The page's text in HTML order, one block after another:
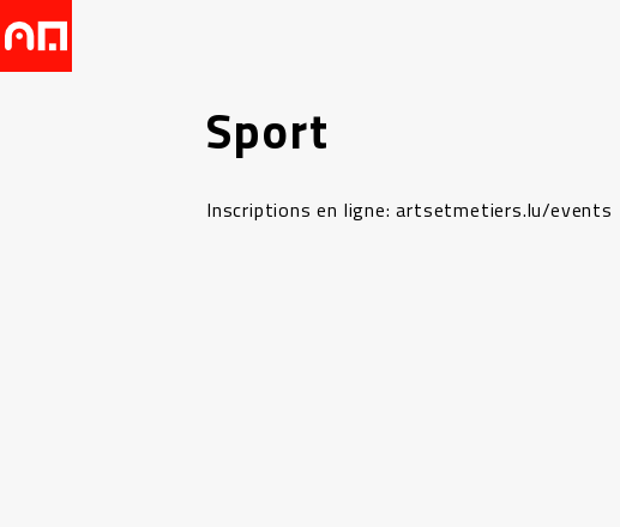
Sport
Inscriptions en ligne: artsetmetiers.lu/events